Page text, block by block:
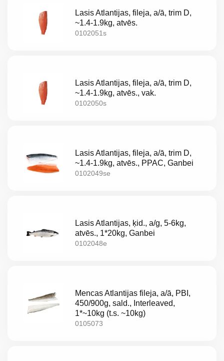
Lasis Atlantijas, fileja, a/ā, trim D,
~1.4-1.9kg, atvēs.
0102051s
Lasis Atlantijas, fileja, a/ā, trim D,
~1.4-1.9kg, atvēs., vak.
0102050s
Lasis Atlantijas, fileja, a/ā, trim D,
~1.4-1.9kg, atvēs., PPAC, Ganbei
0102049se
Lasis Atlantijas, ķid., a/g, 5-6kg,
atvēs., 1*20kg, Ganbei
0102048e
Mencas Atlantijas fileja, a/ā, PBI,
450/900g, sald., Interleaved,
1*~10kg (t.s. ~10kg)
0105073